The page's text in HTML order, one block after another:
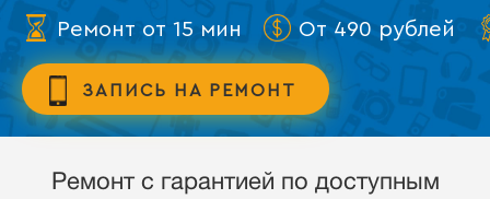
Ремонт от 15 мин От 490 рублей
ЗАПИСЬ НА РЕМОНТ
Ремонт с гарантией по доступным